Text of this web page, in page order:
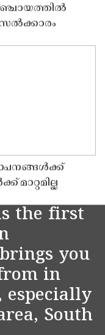
the first
you
in
especially
South